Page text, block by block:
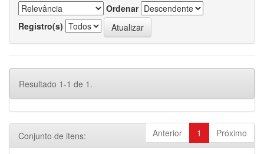
Ordenar
Registro(s)
Resultado 1-1 de 1.
Anterior 1 Próximo
Conjunto de itens: